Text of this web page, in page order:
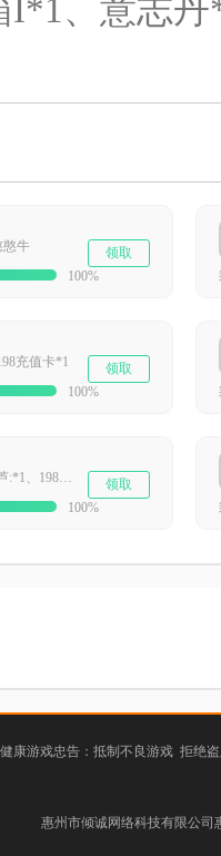
I*1、意志
憨牛
100%
领取
充值卡*1
100%
领取
圣阶修灵丹仙元*1、内丹葫芦:*1、198充值卡*1
100%
领取
健康游戏忠告：抵制不良游戏 拒绝
惠州市倾诚网络科技有限公司